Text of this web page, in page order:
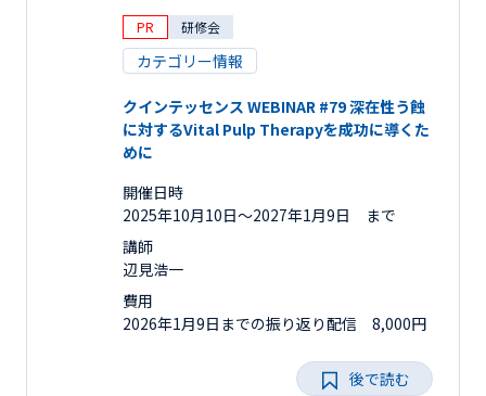
PR 研修会
カテゴリー情報
クインテッセンス WEBINAR #79 深在性う蝕
に対するVital Pulp Therapyを成功に導くた
めに
開催日時
2025年10月10日〜2027年1月9日 まで
講師
辺見浩一
費用
2026年1月9日までの振り返り配信 8,000円
後で読む